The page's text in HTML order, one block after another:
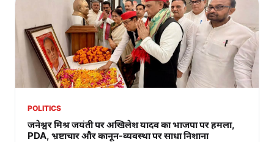
POLITICS
जनेश्वर मिश्र जयंती पर अखिलेश यादव का भाजपा पर हमला,
PDA, भ्रष्टाचार और कानून-व्यवस्था पर साधा निशाना